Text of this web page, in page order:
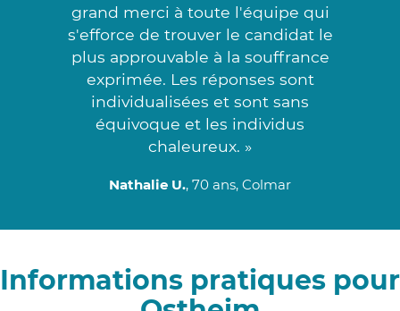
grand merci à toute l'équipe qui
s'efforce de trouver le candidat le
plus approuvable à la souffrance
exprimée. Les réponses sont
individualisées et sont sans
équivoque et les individus
chaleureux. »
Nathalie U., 70 ans, Colmar
Informations pratiques pour